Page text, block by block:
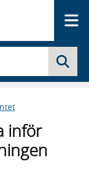
inför